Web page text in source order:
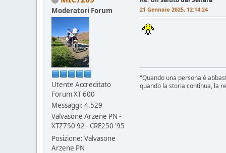
Moderatori Forum
Utente Accreditato
Forum XT 600
Messaggi: 4.529
Valvasone Arzene PN -
XTZ750'92 - CRE250 '95
Posizione: Valvasone
Arzene PN
21 Gennaio 2025, 12:14:24
"Quando una persona è
quando la storia continua, la